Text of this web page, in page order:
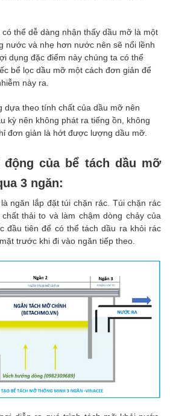
thể dễ dàng nhận thấy dầu mỡ là một
nước và nhẹ hơn nước nên sẽ nổi lềnh
dụng đặc điểm này chúng ta có thể
bể lọc dầu mỡ một cách đơn giản để
này ra.
dựa theo tính chất của dầu mỡ nên
kỳ nên không phát ra tiếng ồn, không
đơn giản là hớt được lượng dầu mỡ.
động của bể tách dầu mỡ
3 ngăn:
ngăn lắp đặt túi chặn rác. Túi chặn rác
thải to và làm chậm dòng chảy của
đầu tiên để có thể tách dầu ra khỏi rác
trước khi đi vào ngăn tiếp theo.